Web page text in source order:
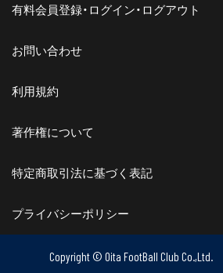
有料会員登録・ログイン・ログアウト
お問い合わせ
利用規約
著作権について
特定商取引法に基づく表記
プライバシーポリシー
Copyright © Oita FootBall Club Co.,Ltd.